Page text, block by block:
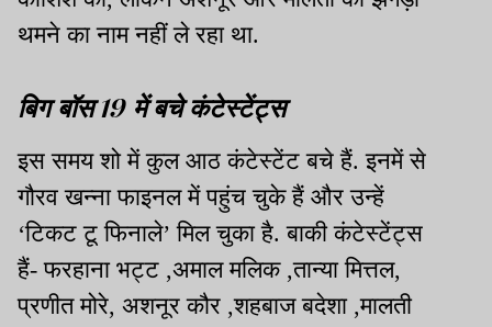
थमने का नाम नहीं ले रहा था.
बिग बॉस 19 में बचे कंटेस्टेंट्स
इस समय शो में कुल आठ कंटेस्टेंट बचे हैं. इनमें से
गौरव खन्ना फाइनल में पहुंच चुके हैं और उन्हें
‘टिकट टू फिनाले’ मिल चुका है. बाकी कंटेस्टेंट्स
हैं- फरहाना भट्ट ,अमाल मलिक ,तान्या मित्तल,
प्रणीत मोरे, अशनूर कौर ,शहबाज बदेशा ,मालती